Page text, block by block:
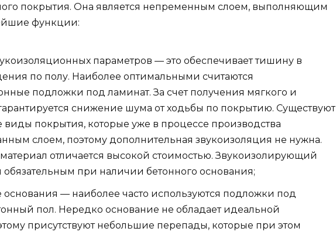
покрытия. Она является непременным слоем, выполняющим
функции:
параметров — это обеспечивает тишину в
по полу. Наиболее оптимальными считаются
подложки под ламинат. За счет получения мягкого и
снижение шума от ходьбы по покрытию. Существуют
покрытия, которые уже в процессе производства
слоем, поэтому дополнительная звукоизоляция не нужна.
отличается высокой стоимостью. Звукоизолирующий
обязательным при наличии бетонного основания;
— наиболее часто используются подложки под
пол. Нередко основание не обладает идеальной
присутствуют небольшие перепады, которые при этом